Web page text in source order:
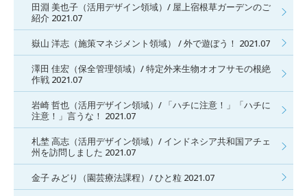
田淵 美也子（活用デザイン領域）/ 屋上宿根草ガーデンのご
紹介 2021.07
嶽山 洋志（施策マネジメント領域） / 外で遊ぼう！ 2021.07
澤田 佳宏（保全管理領域）/ 特定外来生物オオフサモの根絶
作戦 2021.07
岩崎 哲也（活用デザイン領域）/ 「ハチに注意！」「ハチに
注意！」言うな！ 2021.07
札埜 高志（活用デザイン領域）/ インドネシア共和国アチェ
州を訪問しました 2021.07
金子 みどり（園芸療法課程）/ ひと粒 2021.07